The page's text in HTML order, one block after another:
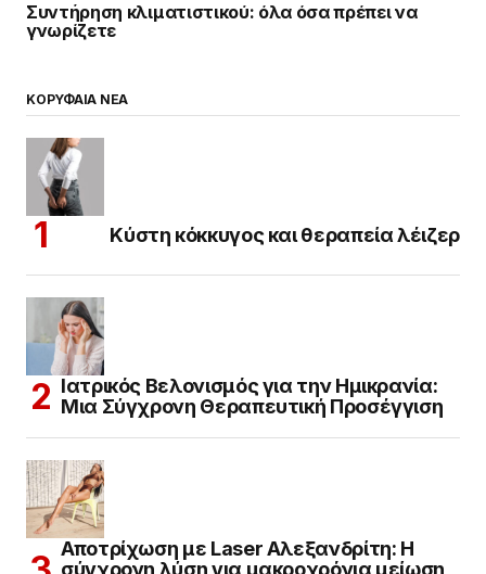
Συντήρηση κλιματιστικού: όλα όσα πρέπει να
γνωρίζετε
ΚΟΡΥΦΑΙΑ ΝΕΑ
Κύστη κόκκυγος και θεραπεία λέιζερ
Ιατρικός Βελονισμός για την Ημικρανία:
Μια Σύγχρονη Θεραπευτική Προσέγγιση
Αποτρίχωση με Laser Αλεξανδρίτη: Η